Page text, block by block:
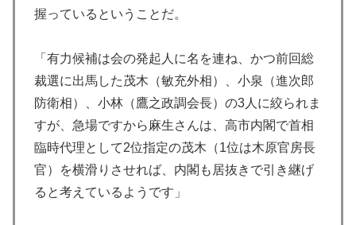
握っているということだ。
「有力候補は会の発起人に名を連ね、かつ前回総
裁選に出馬した茂木（敏充外相）、小泉（進次郎
防衛相）、小林（鷹之政調会長）の3人に絞られま
すが、急場ですから麻生さんは、高市内閣で首相
臨時代理として2位指定の茂木（1位は木原官房長
官）を横滑りさせれば、内閣も居抜きで引き継げ
ると考えているようです」